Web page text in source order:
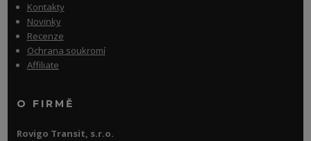
Kontakty
Novinky
Recenze
Ochrana soukromí
Affiliate
O FIRMĚ
Rovigo Transit, s.r.o.